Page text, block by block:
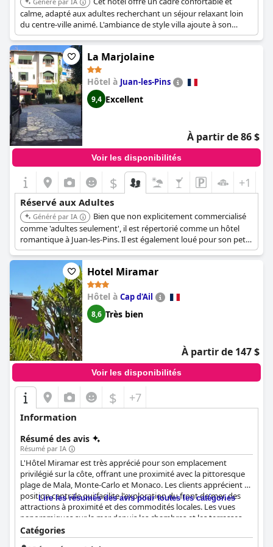
et la dépendance aux garages publics, ce qui nécessite une
certaine planification et des coûts supplémentaires.
En résumé, offre un séjour exceptionnel à Nice, alliant un
emplacement privilégié, des chambres confortables et
douillettes et une hospitalité supérieure. L'hôtel se distingue par
sa propreté, son personnel amical et sa proximité pratique des
principales attractions, ce qui en fait un choix délicieux pour les
visiteurs de la ville animée de Nice.
calme, adapté aux adultes recherchant un séjour relaxant loin
du centre-ville animé. L'ambiance de style villa ajoute à son
charme et à son exclusivité.
La Marjolaine
Hôtel à Juan-les-Pins
9,4 Excellent
À partir de 86 $
Voir les disponibilités
$ +1
Réservé aux Adultes
Généré par IA
Bien que non explicitement commercialisé
comme 'adultes seulement', il est répertorié comme un hôtel
romantique à Juan-les-Pins. Il est également loué pour son petit-
déjeuner.
Hotel Miramar
Hôtel à Cap d'Ail
8,6 Très bien
À partir de 147 $
Voir les disponibilités
$ +7
Information
Résumé des avis
Résumé par IA
L'Hôtel Miramar est très apprécié pour son emplacement
privilégié sur la côte, offrant une proximité avec la pittoresque
plage de Mala, Monte-Carlo et Monaco. Les clients apprécient sa
position centrale qui facilite l'exploration du front de mer, des
attractions à proximité et des commodités locales. Les vues
panoramiques sur la mer depuis les chambres et les terrasses,
ainsi que l'accès pratique aux transports en commun, renforcent
encore son attrait. La propreté est constamment soulignée,
Lire les résumés des avis pour toutes les catégories
Catégories